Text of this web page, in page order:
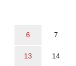
6 7
13 14